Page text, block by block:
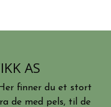
AS
finner du et stort
de med pels, til de